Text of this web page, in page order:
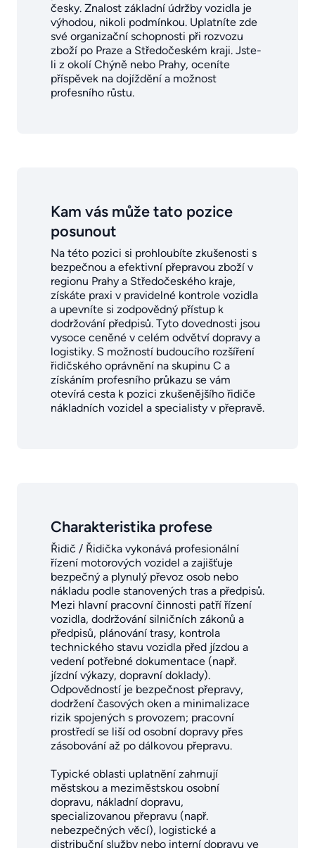
česky. Znalost základní údržby vozidla je
výhodou, nikoli podmínkou. Uplatníte zde
své organizační schopnosti při rozvozu
zboží po Praze a Středočeském kraji. Jste-
li z okolí Chýně nebo Prahy, oceníte
příspěvek na dojíždění a možnost
profesního růstu.
Kam vás může tato pozice
posunout
Na této pozici si prohloubíte zkušenosti s
bezpečnou a efektivní přepravou zboží v
regionu Prahy a Středočeského kraje,
získáte praxi v pravidelné kontrole vozidla
a upevníte si zodpovědný přístup k
dodržování předpisů. Tyto dovednosti jsou
vysoce ceněné v celém odvětví dopravy a
logistiky. S možností budoucího rozšíření
řidičského oprávnění na skupinu C a
získáním profesního průkazu se vám
otevírá cesta k pozici zkušenějšího řidiče
nákladních vozidel a specialisty v přepravě.
Charakteristika profese
Řidič / Řidička vykonává profesionální
řízení motorových vozidel a zajišťuje
bezpečný a plynulý převoz osob nebo
nákladu podle stanovených tras a předpisů.
Mezi hlavní pracovní činnosti patří řízení
vozidla, dodržování silničních zákonů a
předpisů, plánování trasy, kontrola
technického stavu vozidla před jízdou a
vedení potřebné dokumentace (např.
jízdní výkazy, dopravní doklady).
Odpovědností je bezpečnost přepravy,
dodržení časových oken a minimalizace
rizik spojených s provozem; pracovní
prostředí se liší od osobní dopravy přes
zásobování až po dálkovou přepravu.
Typické oblasti uplatnění zahrnují
městskou a meziměstskou osobní
dopravu, nákladní dopravu,
specializovanou přepravu (např.
nebezpečných věcí), logistické a
distribuční služby nebo interní dopravu ve